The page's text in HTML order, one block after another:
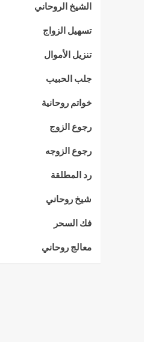
الشيخ الروحاني
تسهيل الزواج
تنزيل الأموال
جلب الحبيب
خواتم روحانية
رجوع الزوج
رجوع الزوجه
رد المطلقة
شيخ روحاني
فك السحر
معالج روحاني